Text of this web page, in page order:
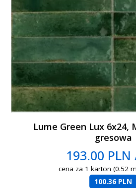
Lume Green Lux 6x24,
gresowa
193.00
cena za 1 karton (0.52
100.36 PLN